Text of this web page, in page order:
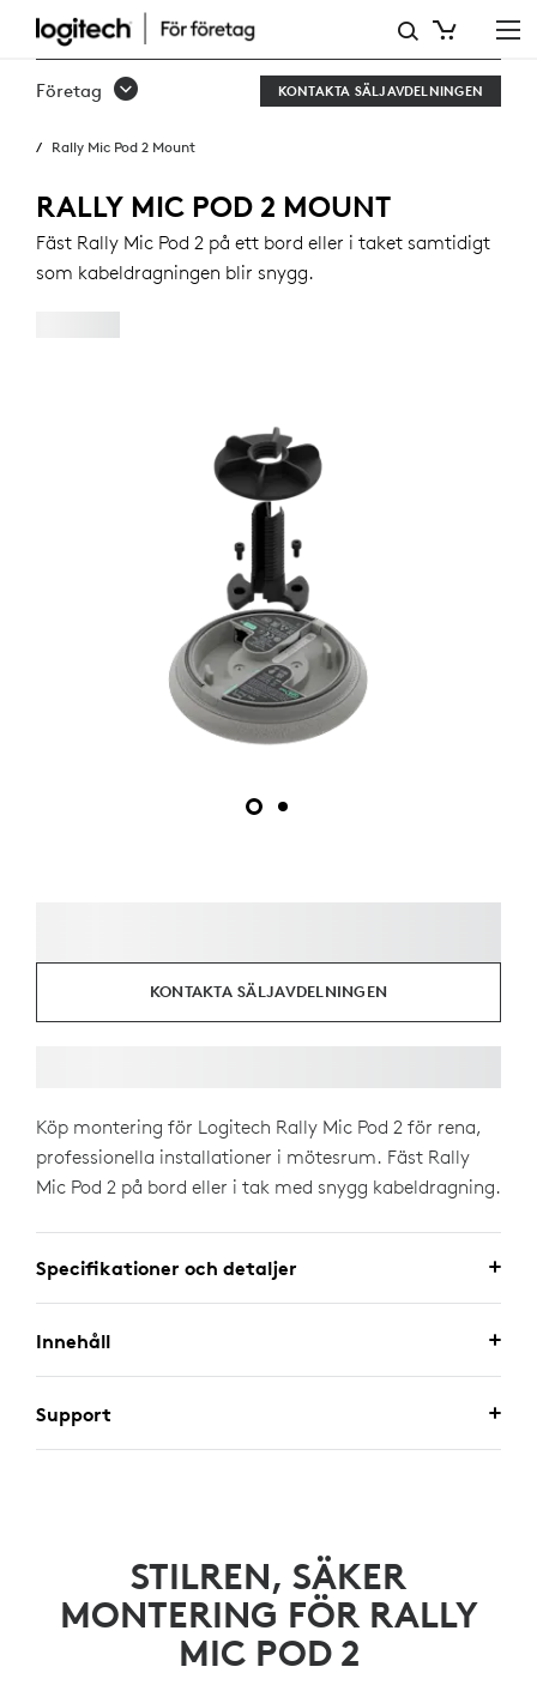
RALLY
MIC
MOUNT
Företag KONTAKTA SÄLJAVDELNINGEN
Rally Mic Pod 2 Mount
RALLY MIC POD 2 MOUNT
Fäst Rally Mic Pod 2 på ett bord eller i taket samtidigt
som kabeldragningen blir snygg.
KONTAKTA SÄLJAVDELNINGEN
Köp montering för Logitech Rally Mic Pod 2 för rena,
professionella installationer i mötesrum. Fäst Rally
Mic Pod 2 på bord eller i tak med snygg kabeldragning.
Specifikationer och detaljer
Innehåll
Support
STILREN, SÄKER
MONTERING FÖR RALLY
MIC POD 2